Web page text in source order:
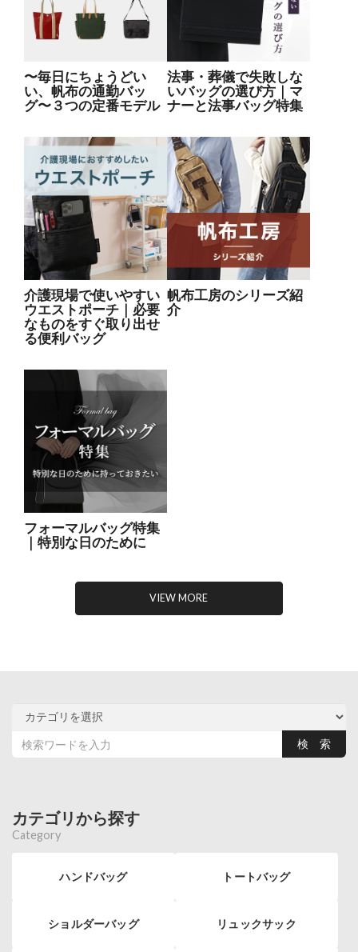
〜毎日にちょうどい
い、帆布の通勤バッ
グ〜３つの定番モデル
法事・葬儀で失敗しな
いバッグの選び方｜マ
ナーと法事バッグ特集
介護現場で使いやすい
ウエストポーチ｜必要
なものをすぐ取り出せ
る便利バッグ
帆布工房のシリーズ紹
介
フォーマルバッグ特集
｜特別な日のために
VIEW MORE
カテゴリから探す
Category
ハンドバッグ トートバッグ
ショルダーバッグ リュックサック